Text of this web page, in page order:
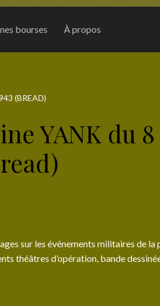
bourses À propos
(BREAD)
YANK du
sur les événements militaires de
théâtres d’opération, bande